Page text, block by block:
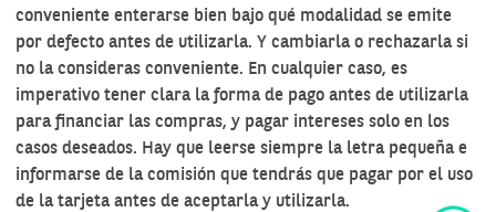
conveniente enterarse bien bajo qué modalidad se emite
por defecto antes de utilizarla. Y cambiarla o rechazarla si
no la consideras conveniente. En cualquier caso, es
imperativo tener clara la forma de pago antes de utilizarla
para financiar las compras, y pagar intereses solo en los
casos deseados. Hay que leerse siempre la letra pequeña e
informarse de la comisión que tendrás que pagar por el uso
de la tarjeta antes de aceptarla y utilizarla.